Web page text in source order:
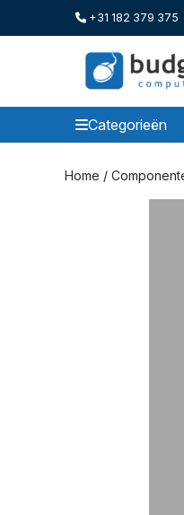
+31 182 379 375
Categorieën
Categorieen
Home /